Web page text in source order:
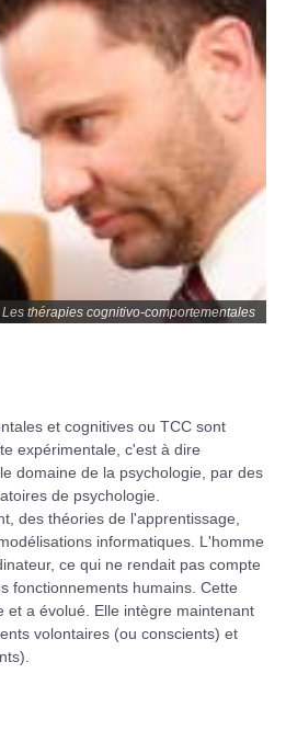
Les thérapies cognitivo-comportementales
et cognitives ou TCC sont
expérimentale, c'est à dire
domaine de la psychologie, par des
de psychologie.
des théories de l'apprentissage,
informatiques. L'homme
ce qui ne rendait pas compte
fonctionnements humains. Cette
et a évolué. Elle intègre maintenant
volontaires (ou conscients) et